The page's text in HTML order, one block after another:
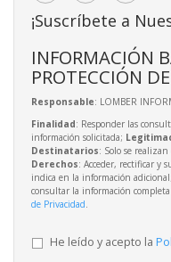
¡Suscríbete a
INFORMACIÓN
PROTECCIÓN
Responsable: LOMBER
Finalidad: Responder las
información solicitada;
Destinatarios: Solo se
Derechos: Acceder, rectificar y
indica en la información adicional;
consultar la información
de Privacidad
He leído y acepto la